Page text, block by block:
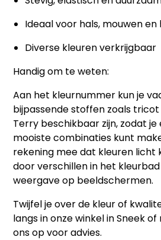
Ideaal voor hals, mouwen
Diverse kleuren verkrijgbaar
Handig om te weten:
Aan het kleurnummer kun je
bijpassende stoffen zoals tricot
Terry beschikbaar zijn, zodat je
mooiste combinaties kunt
rekening mee dat kleuren licht
door verschillen in het kleurbad
weergave op beeldschermen.
Twijfel je over de kleur of
langs in onze winkel in Sneek
ons op voor advies.